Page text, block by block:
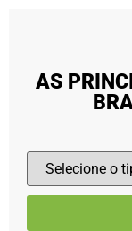
AS